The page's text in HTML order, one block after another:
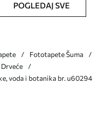
POGLEDAJ SVE
Fototapete Šuma
voda i botanika br. u60294